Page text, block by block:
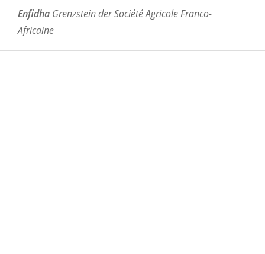
Enfidha Grenzstein der Société Agricole Franco-
Africaine